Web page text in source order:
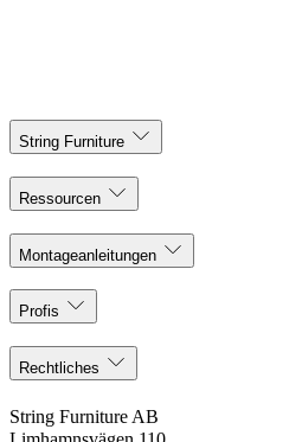
String Furniture
Ressourcen
Montageanleitungen
Profis
Rechtliches
String Furniture AB